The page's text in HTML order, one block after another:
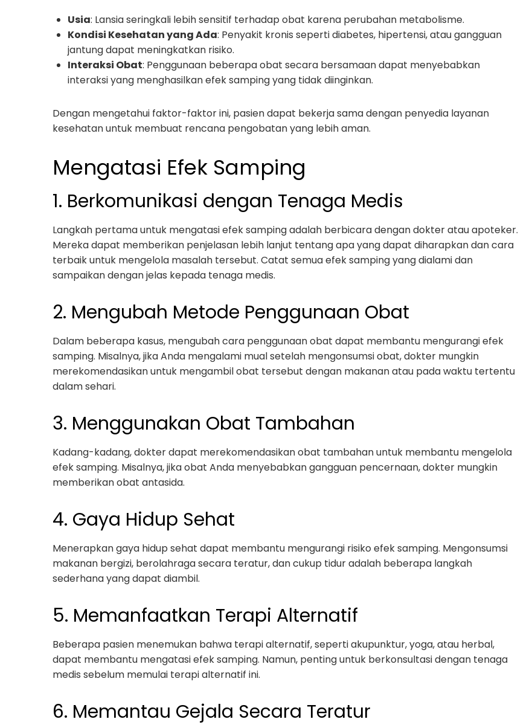
Usia: Lansia seringkali lebih sensitif terhadap obat karena perubahan metabolisme.
Kondisi Kesehatan yang Ada: Penyakit kronis seperti diabetes, hipertensi, atau gangguan
jantung dapat meningkatkan risiko.
Interaksi Obat: Penggunaan beberapa obat secara bersamaan dapat menyebabkan
interaksi yang menghasilkan efek samping yang tidak diinginkan.
Dengan mengetahui faktor-faktor ini, pasien dapat bekerja sama dengan penyedia layanan
kesehatan untuk membuat rencana pengobatan yang lebih aman.
Mengatasi Efek Samping
1. Berkomunikasi dengan Tenaga Medis
Langkah pertama untuk mengatasi efek samping adalah berbicara dengan dokter atau apoteker.
Mereka dapat memberikan penjelasan lebih lanjut tentang apa yang dapat diharapkan dan cara
terbaik untuk mengelola masalah tersebut. Catat semua efek samping yang dialami dan
sampaikan dengan jelas kepada tenaga medis.
2. Mengubah Metode Penggunaan Obat
Dalam beberapa kasus, mengubah cara penggunaan obat dapat membantu mengurangi efek
samping. Misalnya, jika Anda mengalami mual setelah mengonsumsi obat, dokter mungkin
merekomendasikan untuk mengambil obat tersebut dengan makanan atau pada waktu tertentu
dalam sehari.
3. Menggunakan Obat Tambahan
Kadang-kadang, dokter dapat merekomendasikan obat tambahan untuk membantu mengelola
efek samping. Misalnya, jika obat Anda menyebabkan gangguan pencernaan, dokter mungkin
memberikan obat antasida.
4. Gaya Hidup Sehat
Menerapkan gaya hidup sehat dapat membantu mengurangi risiko efek samping. Mengonsumsi
makanan bergizi, berolahraga secara teratur, dan cukup tidur adalah beberapa langkah
sederhana yang dapat diambil.
5. Memanfaatkan Terapi Alternatif
Beberapa pasien menemukan bahwa terapi alternatif, seperti akupunktur, yoga, atau herbal,
dapat membantu mengatasi efek samping. Namun, penting untuk berkonsultasi dengan tenaga
medis sebelum memulai terapi alternatif ini.
6. Memantau Gejala Secara Teratur